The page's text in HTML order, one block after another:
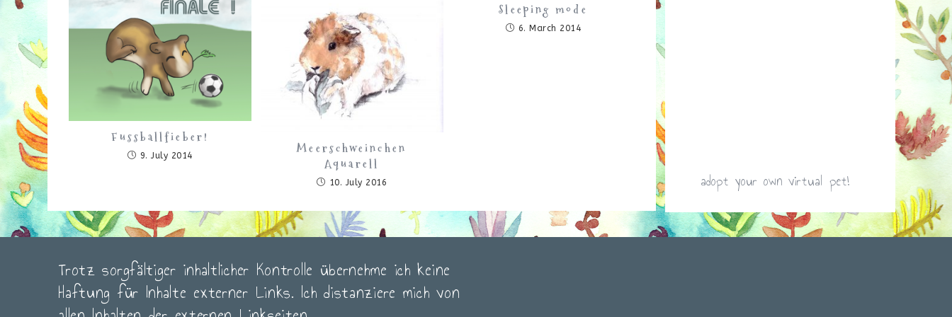
Fussballfieber!
9. July 2014
Meerschweinchen
Aquarell
10. July 2016
Sleeping mode
6. March 2014
adopt your own virtual pet!
Trotz sorgfältiger inhaltlicher Kontrolle übernehme ich keine
Haftung für Inhalte externer Links. Ich distanziere mich von